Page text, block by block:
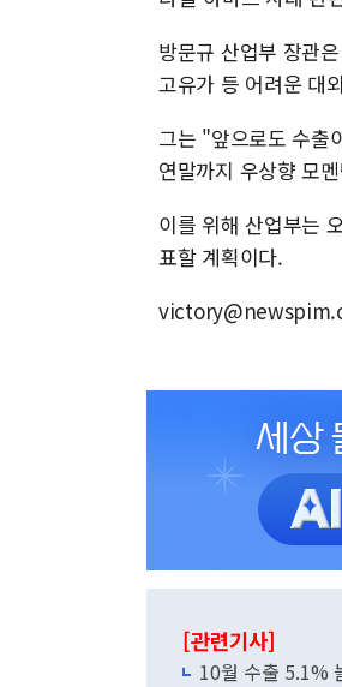
방문규 산업부 장관
고유가 등 어려운 대
그는 "앞으로도 수출
연말까지 우상향 모
이를 위해 산업부는
표할 계획이다.
[관련기사]
10월 수출 5.1%